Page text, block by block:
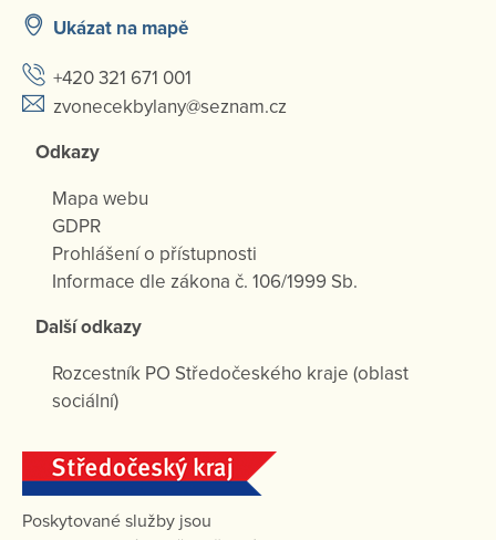
Ukázat na mapě
+420 321 671 001
zvonecekbylany@seznam.cz
Odkazy
Mapa webu
GDPR
Prohlášení o přístupnosti
Informace dle zákona č. 106/1999 Sb.
Další odkazy
Rozcestník PO Středočeského kraje (oblast
sociální)
Poskytované služby jsou